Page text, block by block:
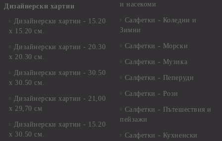
Дизайнерски хартии
Дизайнерски хартии - 15.20
х 15.20 см.
Дизайнерски хартии - 20.30
х 20.30 см.
Дизайнерски хартии - 30.50
х 30.50 см.
Дизайнерски хартии - 21,00
х 29,70 см
Дизайнерски хартии - 15.20
x 30.50 см.
и насекоми
Салфетки - Коледни и
Зимни
Салфетки - Морски
Салфетки - Музика
Салфетки - Пеперуди
Салфетки - Рози
Салфетки - Пътешествия и
пейзажи
Салфетки - Кухненски